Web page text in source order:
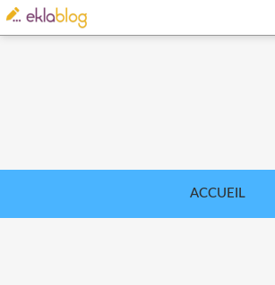
ACCUEIL